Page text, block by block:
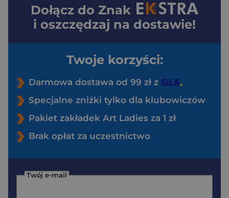
Dołącz do Znak
i oszczędzaj na dostawie!
Twoje korzyści:
Darmowa dostawa od 99 zł z
Specjalne zniżki tylko dla klubowiczów
Pakiet zakładek Art Ladies za 1 zł
Brak opłat za uczestnictwo
Twój e-mail